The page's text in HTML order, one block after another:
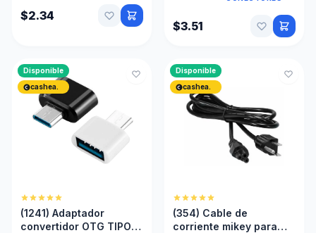
$2.34
$3.51
Disponible
cashea.
(1241) Adaptador
convertidor OTG TIPO C
Disponible
cashea.
(354) Cable de
corriente mikey para